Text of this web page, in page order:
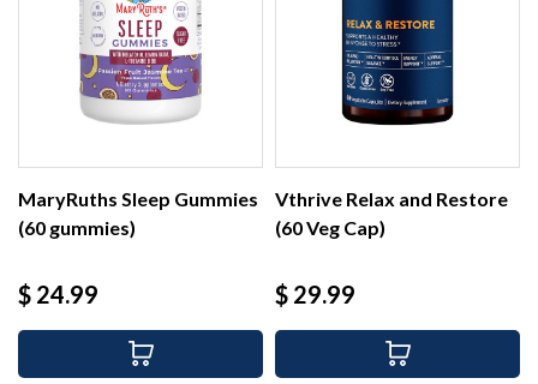
MaryRuths Sleep Gummies
(60 gummies)
Precio
$ 24.99
Vthrive Relax and Restore
(60 Veg Cap)
Precio
$ 29.99